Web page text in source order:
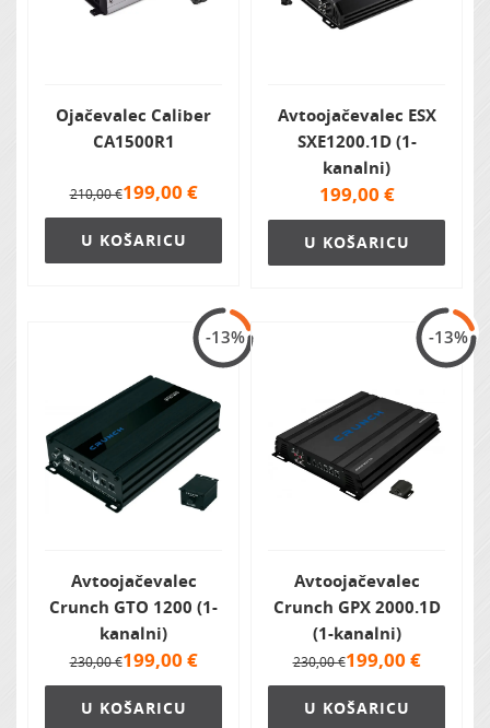
Ojačevalec Caliber
CA1500R1
210,00 €199,00 €
U KOŠARICU
Avtoojačevalec ESX
SXE1200.1D (1-
kanalni)
199,00 €
U KOŠARICU
-13%
Avtoojačevalec
Crunch GTO 1200 (1-
kanalni)
230,00 €199,00 €
U KOŠARICU
-13%
Avtoojačevalec
Crunch GPX 2000.1D
(1-kanalni)
230,00 €199,00 €
U KOŠARICU